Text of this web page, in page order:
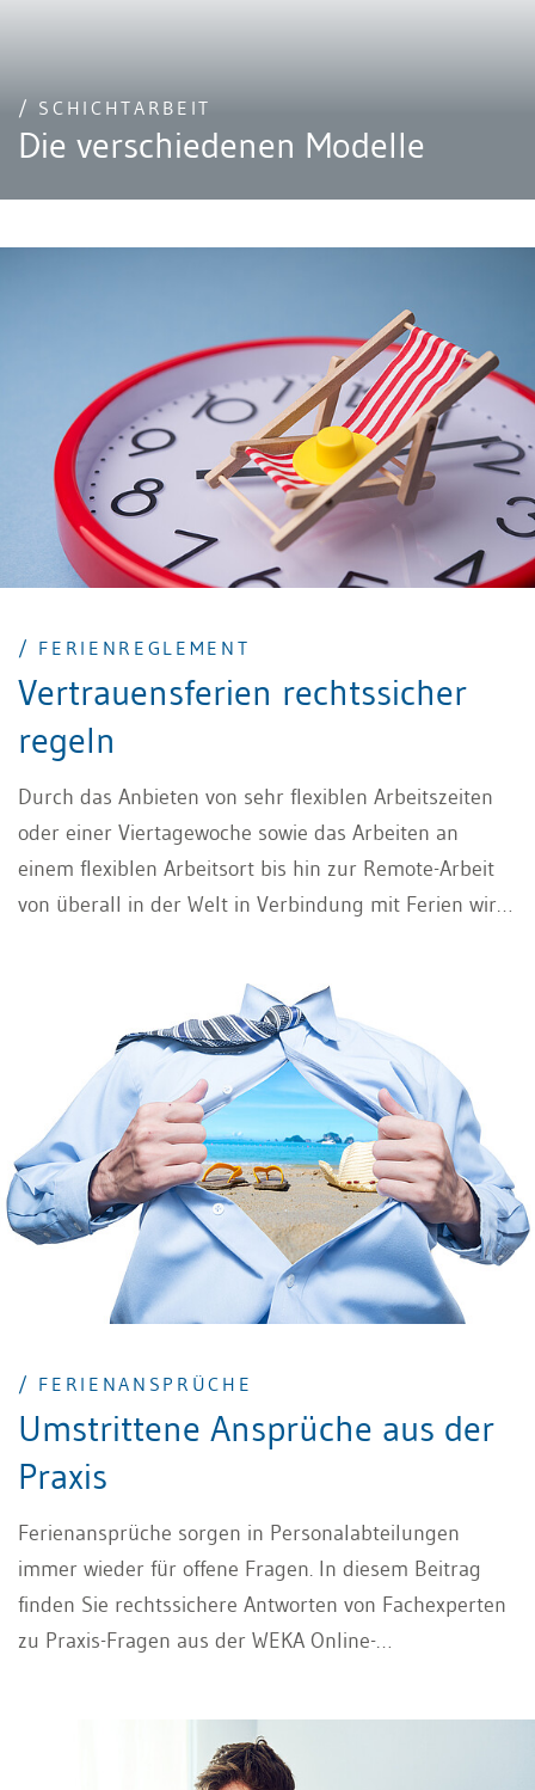
/ SCHICHTARBEIT
Die verschiedenen Modelle
/ FERIENREGLEMENT
Vertrauensferien rechtssicher
regeln
Durch das Anbieten von sehr flexiblen Arbeitszeiten
oder einer Viertagewoche sowie das Arbeiten an
einem flexiblen Arbeitsort bis hin zur Remote-Arbeit
von überall in der Welt in Verbindung mit Ferien wird
Vertrauensferien werden Mitarbeitenden
weitreichende Möglichkeiten eingeräumt, wofür die
Arbeitgeberin aber gewisse Rahmenbedingungen
festlegen sollte. Ein klar formuliertes Ferienreglement
schafft dafür die notwendigen rechtlichen und
organisatorischen Rahmenbedingungen.
/ FERIENANSPRÜCHE
Umstrittene Ansprüche aus der
Praxis
Ferienansprüche sorgen in Personalabteilungen
immer wieder für offene Fragen. In diesem Beitrag
finden Sie rechtssichere Antworten von Fachexperten
zu Praxis-Fragen aus der WEKA Online-